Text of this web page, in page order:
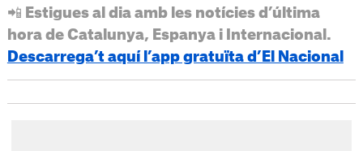
📲 Estigues al dia amb les notícies d’última
hora de Catalunya, Espanya i Internacional.
Descarrega’t aquí l’app gratuïta d’El Nacional